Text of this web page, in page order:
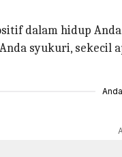
dalam hidup
syukuri, sekecil